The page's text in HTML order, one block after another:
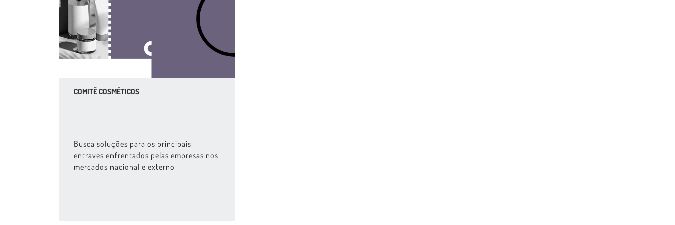
COMITÊ COSMÉTICOS
Busca soluções para os principais
entraves enfrentados pelas empresas nos
mercados nacional e externo